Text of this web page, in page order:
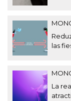
las
La